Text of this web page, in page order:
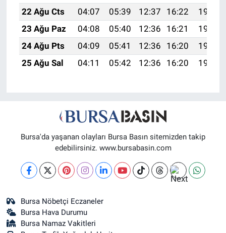
22 Ağu Cts
04:07 05:39 12:37 16:22
19:24
23 Ağu Paz
04:08 05:40 12:36 16:21
19:23
24 Ağu Pts
04:09 05:41 12:36 16:20
19:21
25 Ağu Sal
04:11 05:42 12:36 16:20 19:20
Bursa'da yaşanan olayları Bursa Basın sitemizden takip
edebilirsiniz. www.bursabasin.com
Bursa Nöbetçi Eczaneler
Bursa Hava Durumu
Bursa Namaz Vakitleri